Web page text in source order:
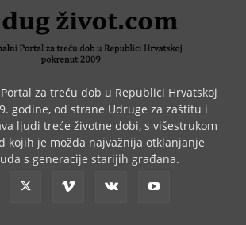
za treću dob u Republici Hrvatskoj
godine, od strane Udruge za zaštitu i
ljudi treće životne dobi, s višestrukom
kojih je možda najvažnija otklanjanje
s generacije starijih građana.